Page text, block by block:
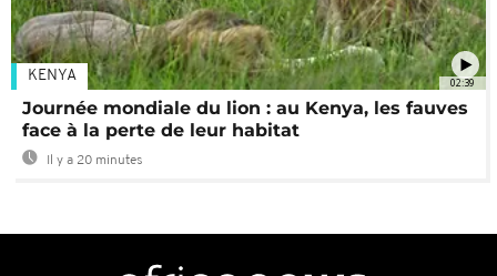
02:39
KENYA
Journée mondiale du lion : au Kenya, les fauves
face à la perte de leur habitat
Il y a 20 minutes